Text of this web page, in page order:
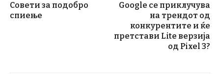
Совети за подобро
спиење
Google се приклучува
на трендот од
конкурентите и ќе
претстави Lite верзија
од Pixel 3?